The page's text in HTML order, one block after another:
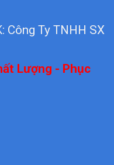
Công Ty TNHH SX
Lượng - Phục